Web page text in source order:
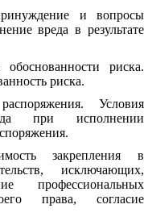
и вопросы
вреда в результате
риска.
риска.
Условия
при исполнении
закрепления в
исключающих,
профессиональных
права, согласие